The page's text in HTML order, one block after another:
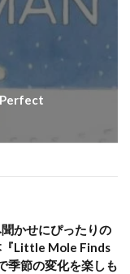
かせにぴったりの
『Little Mole Finds
季節の変化を楽しも